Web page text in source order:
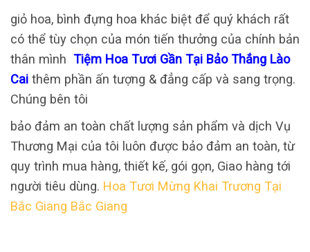
giỏ hoa, bình đựng hoa khác biệt để quý khách rất
có thể tùy chọn của món tiến thưởng của chính bản
thân mình Tiệm Hoa Tươi Gần Tại Bảo Thắng Lào
Cai thêm phần ấn tượng & đẳng cấp và sang trọng.
Chúng bên tôi
bảo đảm an toàn chất lượng sản phẩm và dịch Vụ
Thương Mại của tôi luôn được bảo đảm an toàn, từ
quy trình mua hàng, thiết kế, gói gọn, Giao hàng tới
người tiêu dùng. Hoa Tươi Mừng Khai Trương Tại
Bắc Giang Bắc Giang